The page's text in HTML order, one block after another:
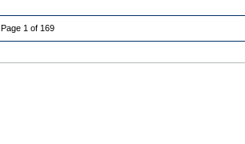
Page 1 of 169